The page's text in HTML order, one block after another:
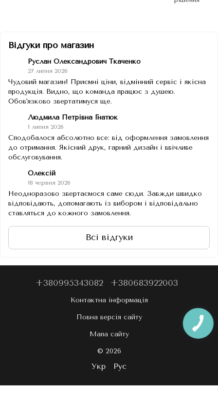
Відгуки про магазин
Руслан Олександрович Ткаченко
27 липня 2026
Чудовий магазин! Приємні ціни, відмінний сервіс і якісна
продукція. Видно, що команда працює з душею.
Обов'язково звертатимуся ще.
Людмила Петрівна Гнатюк
1 липня 2026
Сподобалося абсолютно все: від оформлення замовлення
до отримання. Якісний друк, гарний дизайн і ввічливе
обслуговування.
Олексій
18 червня 2026
Неодноразово звертаємося саме сюди. Завжди швидко
відповідають, допомагають із вибором і відповідально
ставляться до кожного замовлення.
Всі відгуки
+380995343082 +380683922003
Контактна інформація
Повна версія сайту
Мапа сайту
© 2026
Укр Рус